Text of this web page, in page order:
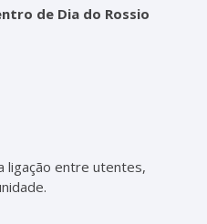
de Dia do Rossio
ligação entre utentes,